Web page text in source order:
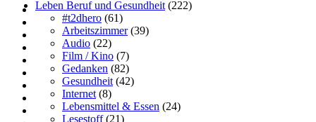
Leben Beruf und Gesundheit (222)
#t2dhero (61)
Arbeitszimmer(39)
Audio (22)
Film / Kino (7)
Gedanken (82)
Gesundheit (42)
Internet (8)
Lebensmittel & Essen (24)
Lesestoff(21)